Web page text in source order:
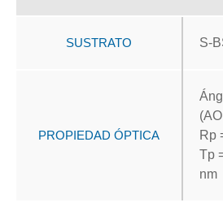
SUSTRATO S-
PROPIEDAD ÓPTICA
Rp
Tp
nm